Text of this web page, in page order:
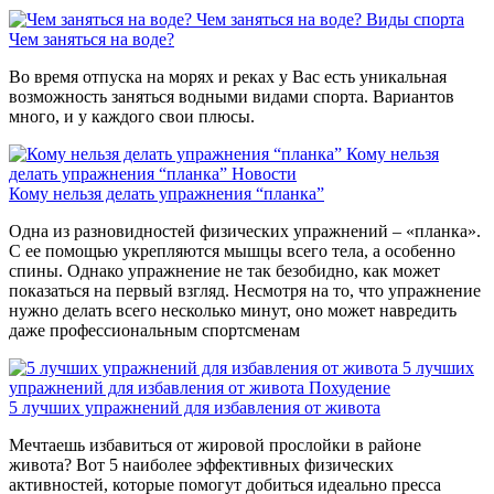
Чем заняться на воде? Виды спорта
Чем заняться на воде?
Во время отпуска на морях и реках у Вас есть уникальная
возможность заняться водными видами спорта. Вариантов
много, и у каждого свои плюсы.
Кому нельзя
делать упражнения “планка” Новости
Кому нельзя делать упражнения “планка”
Одна из разновидностей физических упражнений – «планка».
С ее помощью укрепляются мышцы всего тела, а особенно
спины. Однако упражнение не так безобидно, как может
показаться на первый взгляд. Несмотря на то, что упражнение
нужно делать всего несколько минут, оно может навредить
даже профессиональным спортсменам
5 лучших
упражнений для избавления от живота Похудение
5 лучших упражнений для избавления от живота
Мечтаешь избавиться от жировой прослойки в районе
живота? Вот 5 наиболее эффективных физических
активностей, которые помогут добиться идеально пресса